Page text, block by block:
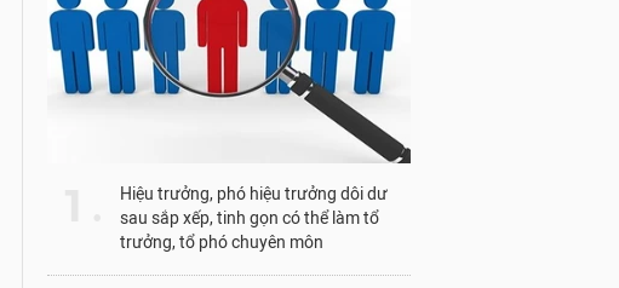
Hiệu trưởng, phó hiệu trưởng dôi dư
sau sắp xếp, tinh gọn có thể làm tổ
trưởng, tổ phó chuyên môn